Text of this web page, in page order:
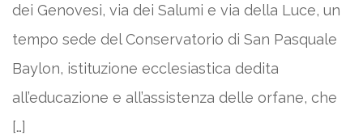
dei Genovesi, via dei Salumi e via della Luce, un
tempo sede del Conservatorio di San Pasquale
Baylon, istituzione ecclesiastica dedita
all’educazione e all’assistenza delle orfane, che
[…]